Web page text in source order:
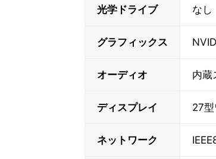
光学ドライブ なし
グラフィックス
オーディオ 内蔵
ディスプレイ 27
ネットワーク